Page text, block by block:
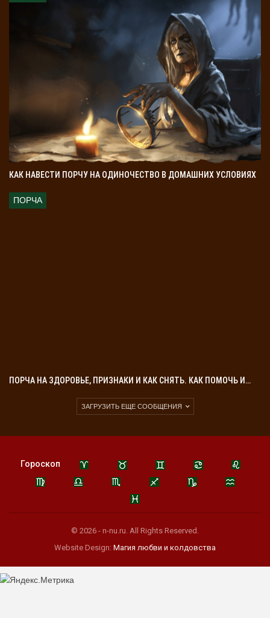
КАК НАВЕСТИ ПОРЧУ НА ОДИНОЧЕСТВО В ДОМАШНИХ УСЛОВИЯХ
ПОРЧА
ПОРЧА НА ЗДОРОВЬЕ, ПРИЗНАКИ И КАК СНЯТЬ. КАК ПОМОЧЬ И…
ЗАГРУЗИТЬ ЕЩЕ СООБЩЕНИЯ
Гороскоп
© 2026 - n-nu.ru. All Rights Reserved.
Website Design: Магия любви и колдовства